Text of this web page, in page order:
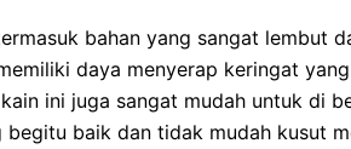
bahan yang sangat lembut
daya menyerap keringat
ini juga sangat mudah untuk di
baik dan tidak mudah kusut